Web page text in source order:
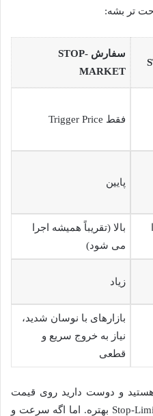
تر بشه:
سفارش STOP-
MARKET
فقط Trigger Price
پایین
بالا (تقریباً همیشه اجرا
می شود)
زیاد
بازارهای با نوسان شدید،
نیاز به خروج سریع و
قطعی
هستید و دوست دارید روی قیمت
دقیق خروج کنترل داشته باشید، Stop-Limit بهتره. اما اگه سرعت و